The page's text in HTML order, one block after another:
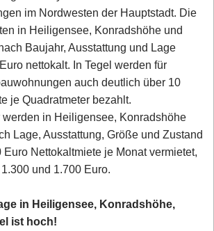
im Nordwesten der Hauptstadt. Die
in Heiligensee, Konradshöhe und
Baujahr, Ausstattung und Lage
nettokalt. In Tegel werden für
auch deutlich über 10
je Quadratmeter bezahlt.
in Heiligensee, Konradshöhe
Lage, Ausstattung, Größe und Zustand
Nettokaltmiete je Monat vermietet,
und 1.700 Euro.
in Heiligensee, Konradshöhe,
ist hoch!